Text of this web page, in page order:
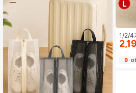
1/2/4
쉬와
방진
짧은
여행
9